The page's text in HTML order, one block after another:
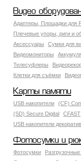
Видео
Адаптеры, Площадки для
Плечевые упоры, риги и
Аксессуары
Сумки для
Видеомониторы
Телесуфлеры
Клетки для съёмки
Карты памяти
USB накопители (CF)
(SD) Secure Digital
CFAST
USB накопители
Фотосумки и
Фотосумки